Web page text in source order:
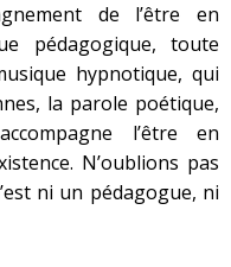
de l’être en
pédagogique, toute
hypnotique, qui
la parole poétique,
l’être en
N’oublions pas
ni un pédagogue, ni